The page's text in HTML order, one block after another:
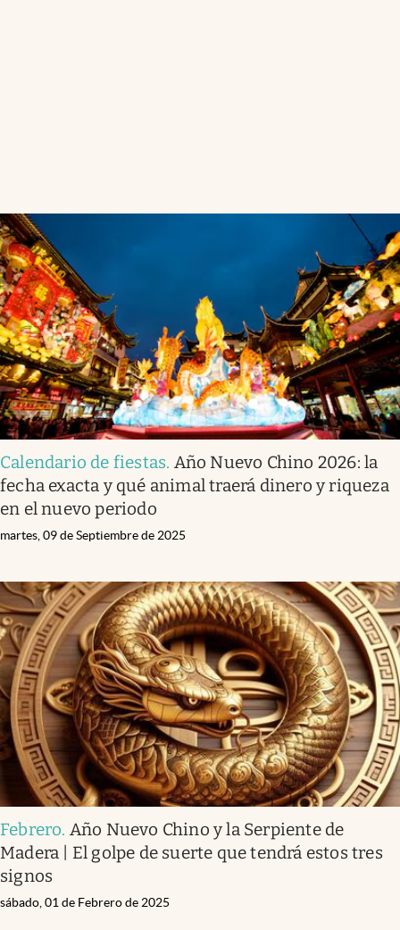
Calendario de fiestas. Año Nuevo Chino 2026: la
fecha exacta y qué animal traerá dinero y riqueza
en el nuevo periodo
martes, 09 de Septiembre de 2025
Febrero. Año Nuevo Chino y la Serpiente de
Madera | El golpe de suerte que tendrá estos tres
signos
sábado, 01 de Febrero de 2025